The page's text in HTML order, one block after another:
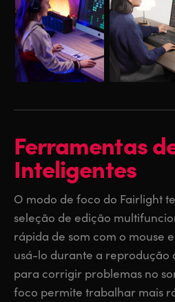
Ferramentas
Inteligentes
O modo de foco do Fairlight
seleção de edição
rápida de som com o mouse
usá-lo durante a reprodução
para corrigir problemas no
foco permite trabalhar mais